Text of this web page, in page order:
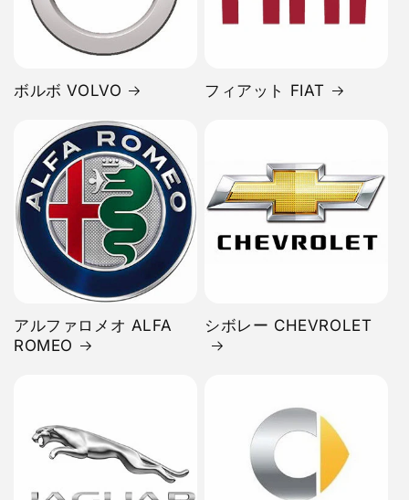
ボルボ VOLVO フィアット FIAT
アルファロメオ ALFA
ROMEO
シボレー CHEVROLET